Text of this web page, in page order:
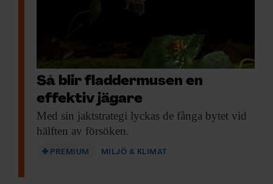
Så blir fladdermusen en
effektiv jägare
Med sin jaktstrategi lyckas de fånga bytet vid
hälften av försöken.
PREMIUM MILJÖ & KLIMAT